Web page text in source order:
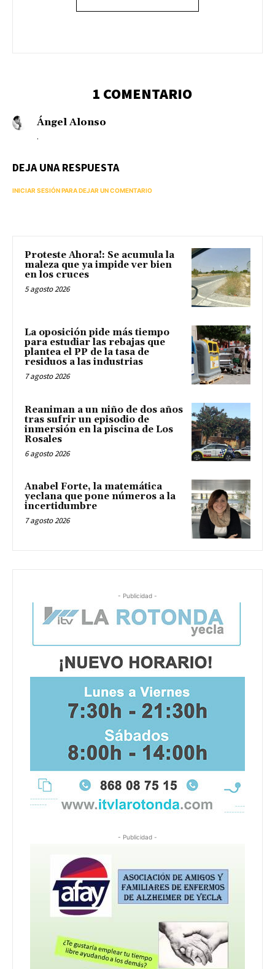
1 COMENTARIO
Ángel Alonso
.
DEJA UNA RESPUESTA
INICIAR SESIÓN PARA DEJAR UN COMENTARIO
Proteste Ahora!: Se acumula la
maleza que ya impide ver bien
en los cruces
5 agosto 2026
La oposición pide más tiempo
para estudiar las rebajas que
plantea el PP de la tasa de
residuos a las industrias
7 agosto 2026
Reaniman a un niño de dos años
tras sufrir un episodio de
inmersión en la piscina de Los
Rosales
6 agosto 2026
Anabel Forte, la matemática
yeclana que pone números a la
incertidumbre
7 agosto 2026
- Publicidad -
- Publicidad -